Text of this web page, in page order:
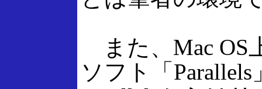
また、Mac OS
ソフト「